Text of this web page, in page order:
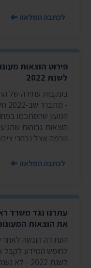
לכתבה המלאה
פירוט הוצאות
לשנת 2022
בעקבות עתירה של
-
המעון שהסתכמו
הוצאות גבוהות
נורמה אצל נבחרי
לכתבה המלאה
עתרנו נגד משרד
את הוצאות
העתירה הוגשה
לחופש המידע לקבל
לשנת 2022 - לא נענתה